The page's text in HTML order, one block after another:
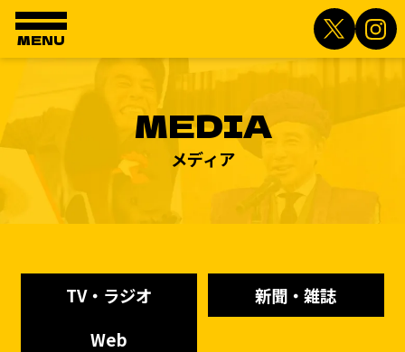
MENU
MEDIA
メディア
TV・ラジオ
新聞・雑誌
Web